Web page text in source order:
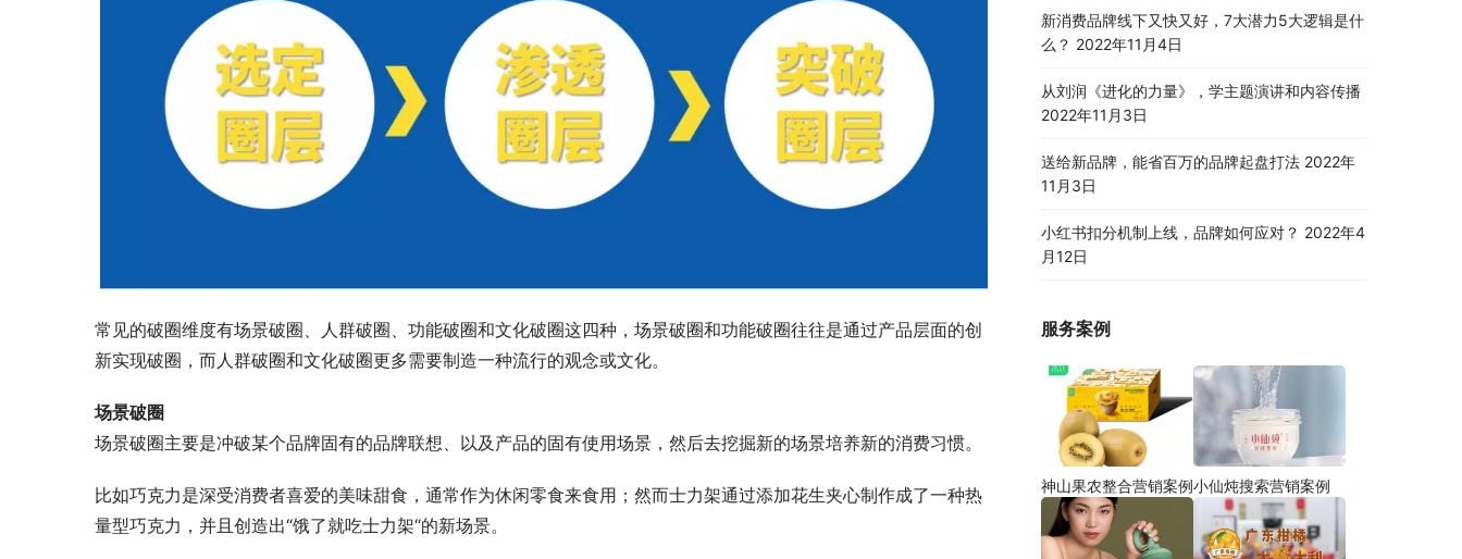
常见的破圈维度有场景破圈、人群破圈、功能破圈和文化破圈这四种，场景破圈和功能破圈往往是通过产品层面的创
新实现破圈，而人群破圈和文化破圈更多需要制造一种流行的观念或文化。
场景破圈
场景破圈主要是冲破某个品牌固有的品牌联想、以及产品的固有使用场景，然后去挖掘新的场景培养新的消费习惯。
比如巧克力是深受消费者喜爱的美味甜食，通常作为休闲零食来食用；然而士力架通过添加花生夹心制作成了一种热
量型巧克力，并且创造出“饿了就吃士力架“的新场景。
新消费品牌线下又快又好，7大潜力5大逻辑是什
么？ 2022年11月4日
从刘润《进化的力量》，学主题演讲和内容传播
2022年11月3日
送给新品牌，能省百万的品牌起盘打法 2022年
11月3日
小红书扣分机制上线，品牌如何应对？ 2022年4
月12日
服务案例
神山果农整合营销案例小仙炖搜索营销案例